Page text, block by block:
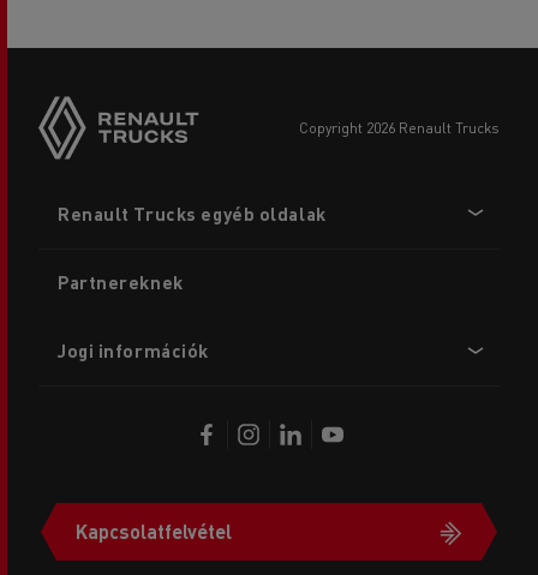
copyright 2026 Renault Trucks
menu
Renault Trucks egyéb oldalak
Partnereknek
Jogi információk
Kapcsolatfelvétel